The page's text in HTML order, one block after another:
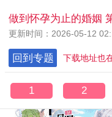
做到怀孕为止的婚姻
更新时间：2026-05-12
回到专题 下载地址也
1 2